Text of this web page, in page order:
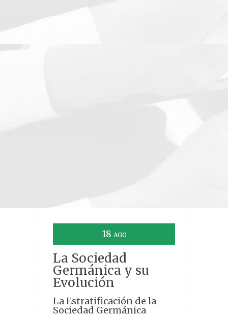
18 AGO
La Sociedad
Germánica y su
Evolución
La Estratificación de la
Sociedad Germánica